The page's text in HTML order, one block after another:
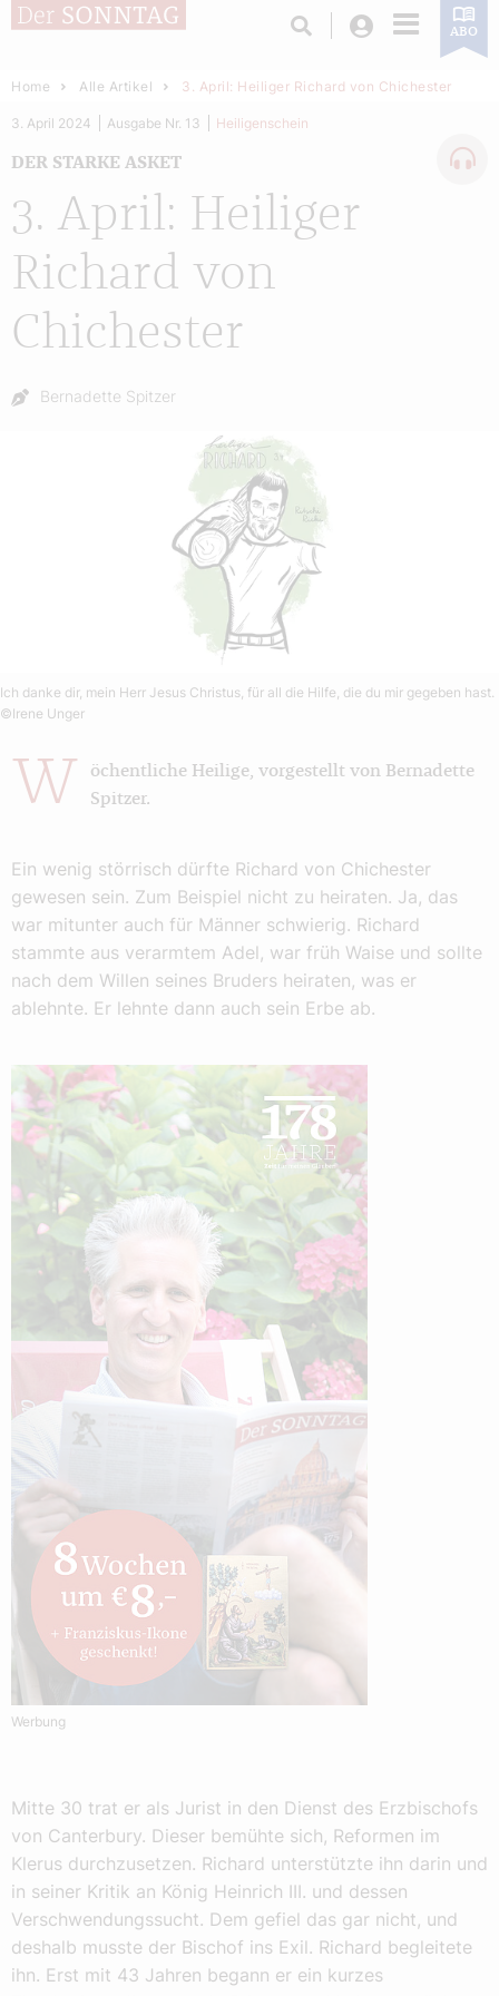
Login ABO
Home Alle Artikel 3. April: Heiliger Richard von Chichester
3. April: Heiliger
Richard von
Chichester
DER STARKE ASKET
3. April 2024 Ausgabe Nr. 13 Heiligenschein
Autor:
Bernadette Spitzer
Ich danke dir, mein Herr Jesus Christus, für all die Hilfe, die du mir gegeben hast.
©Irene Unger
W
öchentliche Heilige, vorgestellt von Bernadette
Spitzer.
Ein wenig störrisch dürfte Richard von Chichester
gewesen sein. Zum Beispiel nicht zu heiraten. Ja, das
war mitunter auch für Männer schwierig. Richard
stammte aus verarmtem Adel, war früh Waise und sollte
nach dem Willen seines Bruders heiraten, was er
ablehnte. Er lehnte dann auch sein Erbe ab.
Werbung
Mitte 30 trat er als Jurist in den Dienst des Erzbischofs
von Canterbury. Dieser bemühte sich, Reformen im
Klerus durchzusetzen. Richard unterstützte ihn darin und
in seiner Kritik an König Heinrich III. und dessen
Verschwendungssucht. Dem gefiel das gar nicht, und
deshalb musste der Bischof ins Exil. Richard begleitete
ihn. Erst mit 43 Jahren begann er ein kurzes